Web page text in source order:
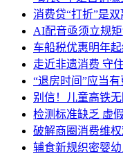
消费贷“打折”是
AI配音亟须立规
车船税优惠明年
走近非遗消费 守
“退房时间”应当
别信！儿童高铁
检测标准缺乏 虚
破解商圈消费维
辅食新规织密婴